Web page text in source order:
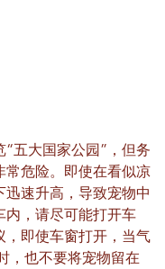
五大国家公园”，但务
常危险。即使在看似凉
速升高，导致宠物中
内，请尽可能打开车
，即使车窗打开，当气
，也不要将宠物留在